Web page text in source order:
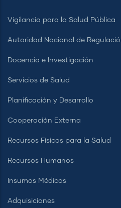
Vigilancia para la Salud Pública
Autoridad Nacional de
Docencia e Investigación
Servicios de Salud
Planificación y Desarrollo
Cooperación Externa
Recursos Físicos para la Salud
Recursos Humanos
Insumos Médicos
Adquisiciones